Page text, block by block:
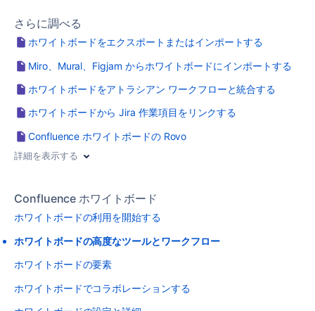
さらに調べる
ホワイトボードをエクスポートまたはインポートする
Miro、Mural、Figjam からホワイトボードにインポートする
ホワイトボードをアトラシアン ワークフローと統合する
ホワイトボードから Jira 作業項目をリンクする
Confluence ホワイトボードの Rovo
詳細を表示する
Confluence ホワイトボード
ホワイトボードの利用を開始する
ホワイトボードの高度なツールとワークフロー
ホワイトボードの要素
ホワイトボードでコラボレーションする